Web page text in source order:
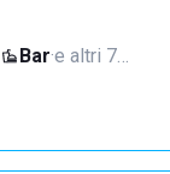
Bar·e altri 7…